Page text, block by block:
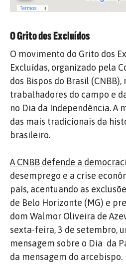
O Grito dos Excluídos
O movimento do Grito dos
Excluídas, organizado pela
dos Bispos do Brasil
trabalhadores do campo e
no Dia da Independência. A
das mais tradicionais da
brasileiro.
A CNBB defende a
desemprego e a crise
país, acentuando as
de Belo Horizonte (MG) e
dom Walmor Oliveira de
sexta-feira, 3 de setembro,
mensagem sobre o Dia da
da mensagem do arcebispo.